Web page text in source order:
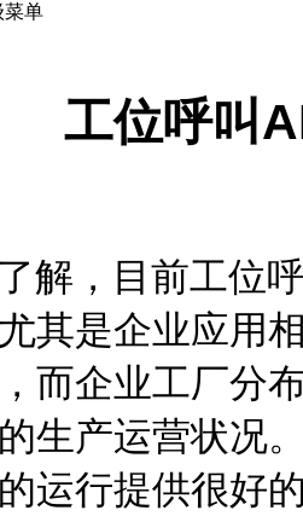
菜单
工位呼叫
，目前工位呼
其是企业应用
而企业工厂分
生产运营状况
运行提供很好